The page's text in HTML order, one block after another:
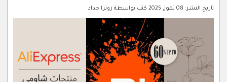
تاريخ النشر: 08 تموز, 2025 كتب بواسطة رونزا حداد